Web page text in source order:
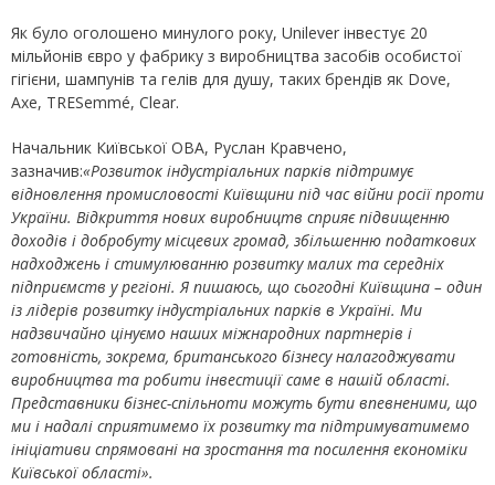
Як було оголошено минулого року, Unilever інвестує 20
мільйонів євро у фабрику з виробництва засобів особистої
гігієни, шампунів та гелів для душу, таких брендів як Dove,
Axe, TRESemmé, Clear.
Начальник Київської ОВА, Руслан Кравчено,
зазначив:«Розвиток індустріальних парків підтримує
відновлення промисловості Київщини під час війни росії проти
України. Відкриття нових виробництв сприяє підвищенню
доходів і добробуту місцевих громад, збільшенню податкових
надходжень і стимулюванню розвитку малих та середніх
підприємств у регіоні. Я пишаюсь, що сьогодні Київщина – один
із лідерів розвитку індустріальних парків в Україні. Ми
надзвичайно цінуємо наших міжнародних партнерів і
готовність, зокрема, британського бізнесу налагоджувати
виробництва та робити інвестиції саме в нашій області.
Представники бізнес-спільноти можуть бути впевненими, що
ми і надалі сприятимемо їх розвитку та підтримуватимемо
ініціативи спрямовані на зростання та посилення економіки
Київської області».